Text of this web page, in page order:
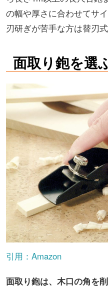
の幅や厚さに合わせてサ
刃研ぎが苦手な方は替刃
面取り鉋を選
引用：Amazon
面取り鉋は、木口の角を